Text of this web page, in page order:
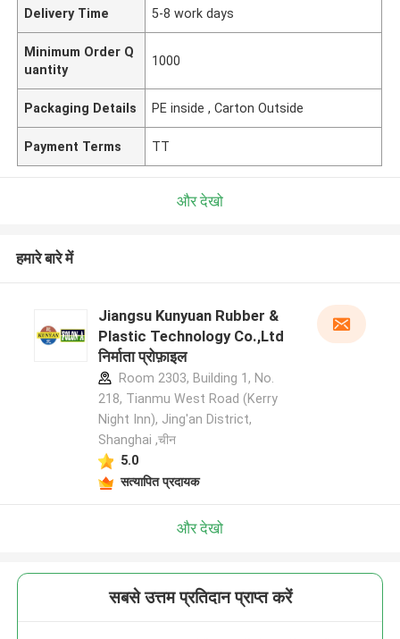
Delivery Time 5-8 work days
Minimum Order Q
uantity
1000
Packaging Details PE inside , Carton Outside
Payment Terms TT
और देखो
हमारे बारे में
Jiangsu Kunyuan Rubber &
Plastic Technology Co.,Ltd
निर्माता प्रोफ़ाइल
Room 2303, Building 1, No.
218, Tianmu West Road (Kerry
Night Inn), Jing'an District,
Shanghai ,चीन
5.0
सत्यापित प्रदायक
और देखो
सबसे उत्तम प्रतिदान प्राप्त करें